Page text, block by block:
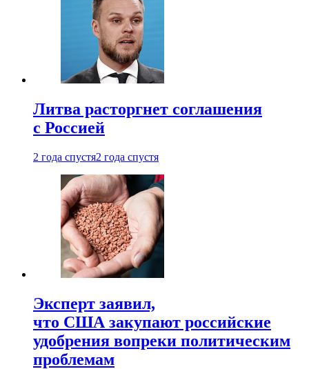
Литва расторгнет соглашения
с Россией
2 года спустя2 года спустя
Эксперт заявил,
что США закупают российские
удобрения вопреки политическим
проблемам